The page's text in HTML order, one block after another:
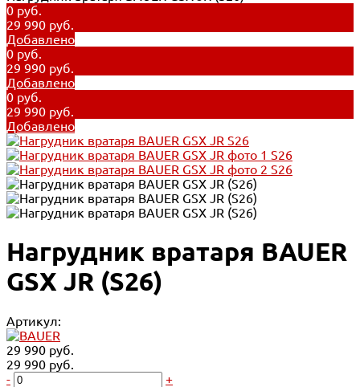
0 руб.
29 990 руб.
Добавлено
0 руб.
29 990 руб.
Добавлено
0 руб.
29 990 руб.
Добавлено
Нагрудник вратаря BAUER
GSX JR (S26)
Артикул:
29 990 руб.
29 990 руб.
-
+